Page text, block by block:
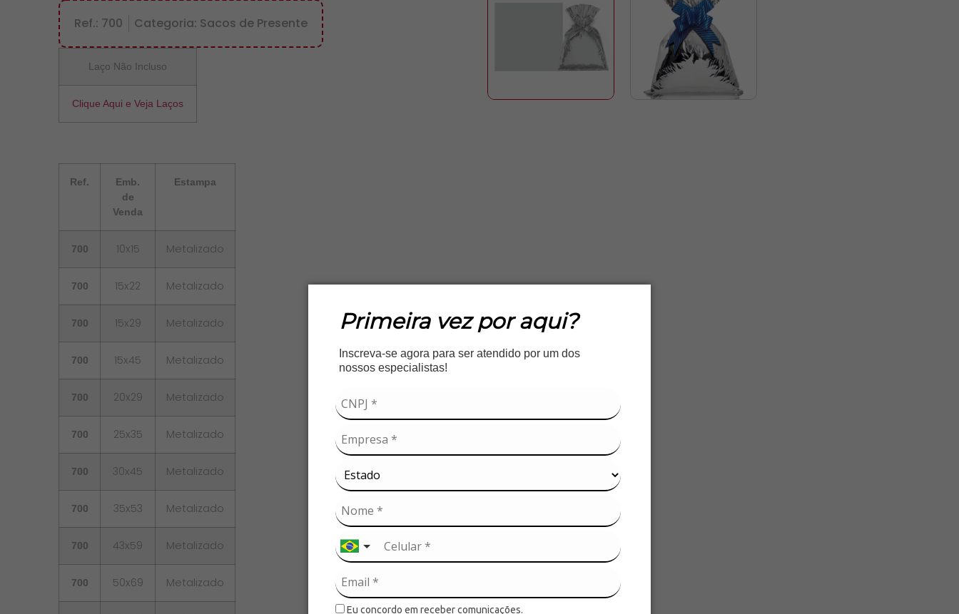
Primeira vez por aqui?
Inscreva-se agora para ser atendido por um dos
nossos especialistas!
Eu concordo em receber comunicações.
Ref.: 700 Categoria: Sacos de Presente
Laço Não Incluso
Clique Aqui e Veja Laços
Ref.
Emb.
de
Venda
Estampa
700 10x15 Metalizado
700 15x22 Metalizado
700 15x29 Metalizado
700 15x45 Metalizado
700 20x29 Metalizado
700 25x35 Metalizado
700 30x45 Metalizado
700 35x53 Metalizado
700 43x59 Metalizado
700 50x69 Metalizado